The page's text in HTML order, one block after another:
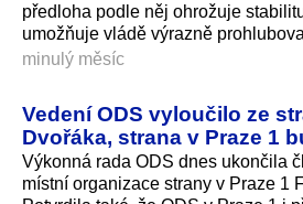
předloha podle něj ohrožuje
umožňuje vládě výrazně
minulý měsíc
Vedení ODS vyloučilo ze
Dvořáka, strana v Praze 1
Výkonná rada ODS dnes ukončila
místní organizace strany v Praze 1